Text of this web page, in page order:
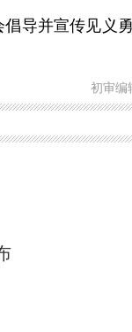
导并宣传见义
初审编